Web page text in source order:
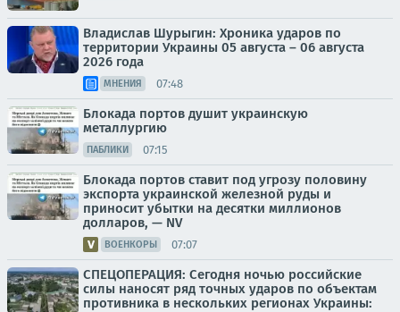
Владислав Шурыгин: Хроника ударов по
территории Украины 05 августа – 06 августа
2026 года
МНЕНИЯ 07:48
Блокада портов душит украинскую
металлургию
ПАБЛИКИ 07:15
Блокада портов ставит под угрозу половину
экспорта украинской железной руды и
приносит убытки на десятки миллионов
долларов, — NV
ВОЕНКОРЫ 07:07
СПЕЦОПЕРАЦИЯ: Сегодня ночью российские
силы наносят ряд точных ударов по объектам
противника в нескольких регионах Украины: